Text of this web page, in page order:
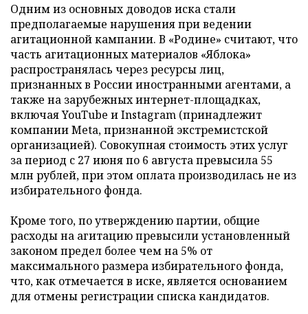
Одним из основных доводов иска стали
предполагаемые нарушения при ведении
агитационной кампании. В «Родине» считают, что
часть агитационных материалов «Яблока»
распространялась через ресурсы лиц,
признанных в России иностранными агентами, а
также на зарубежных интернет-площадках,
включая YouTube и Instagram (принадлежит
компании Meta, признанной экстремистской
организацией). Совокупная стоимость этих услуг
за период с 27 июня по 6 августа превысила 55
млн рублей, при этом оплата производилась не из
избирательного фонда.
Кроме того, по утверждению партии, общие
расходы на агитацию превысили установленный
законом предел более чем на 5% от
максимального размера избирательного фонда,
что, как отмечается в иске, является основанием
для отмены регистрации списка кандидатов.